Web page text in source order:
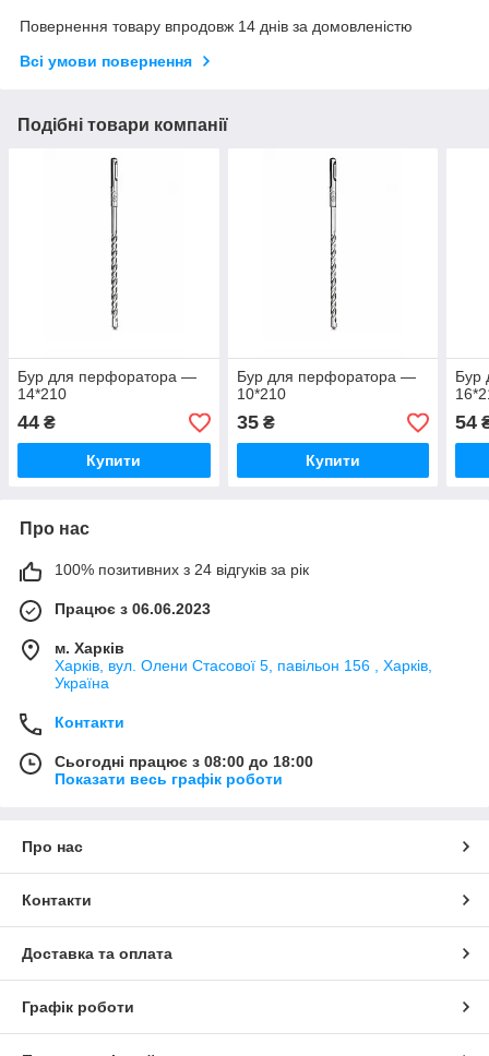
Повернення товару впродовж 14 днів за домовленістю
Всі умови повернення
Подібні товари компанії
Бур для перфоратора —
14*210
44 ₴
Купити
Бур для перфоратора —
10*210
35₴
Купити
Бур
54
Про нас
100% позитивних з 24 відгуків за рік
Працює з 06.06.2023
м. Харків
Харків, вул. Олени Стасової 5, павільон 156 , Харків,
Україна
Контакти
Сьогодні працює з 08:00 до 18:00
Показати весь графік роботи
Про нас
Контакти
Доставка та оплата
Графік роботи